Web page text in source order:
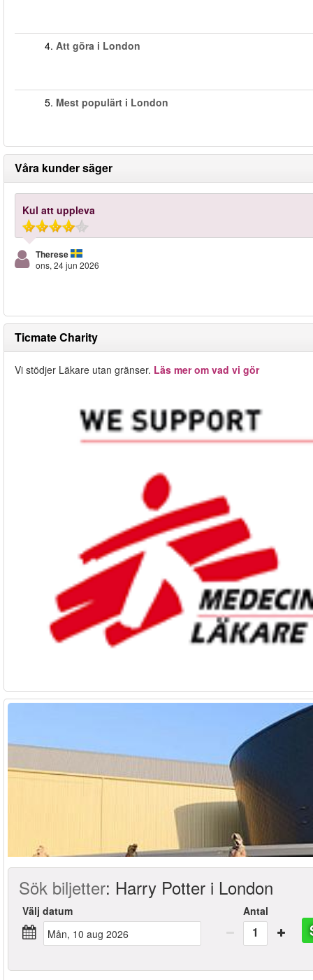
4. Att göra i London
5. Mest populärt i London
Våra kunder säger
Kul att uppleva
Therese
ons, 24 jun 2026
Ticmate Charity
Vi stödjer Läkare utan gränser. Läs mer om vad vi gör
Sök biljetter: Harry Potter i London
Välj datum
mån, 10 aug 2026
Antal
1